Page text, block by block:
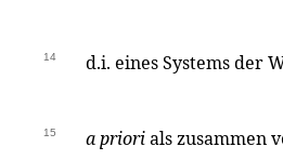
14 d.i. eines Systems der
15 a priorials zusammen